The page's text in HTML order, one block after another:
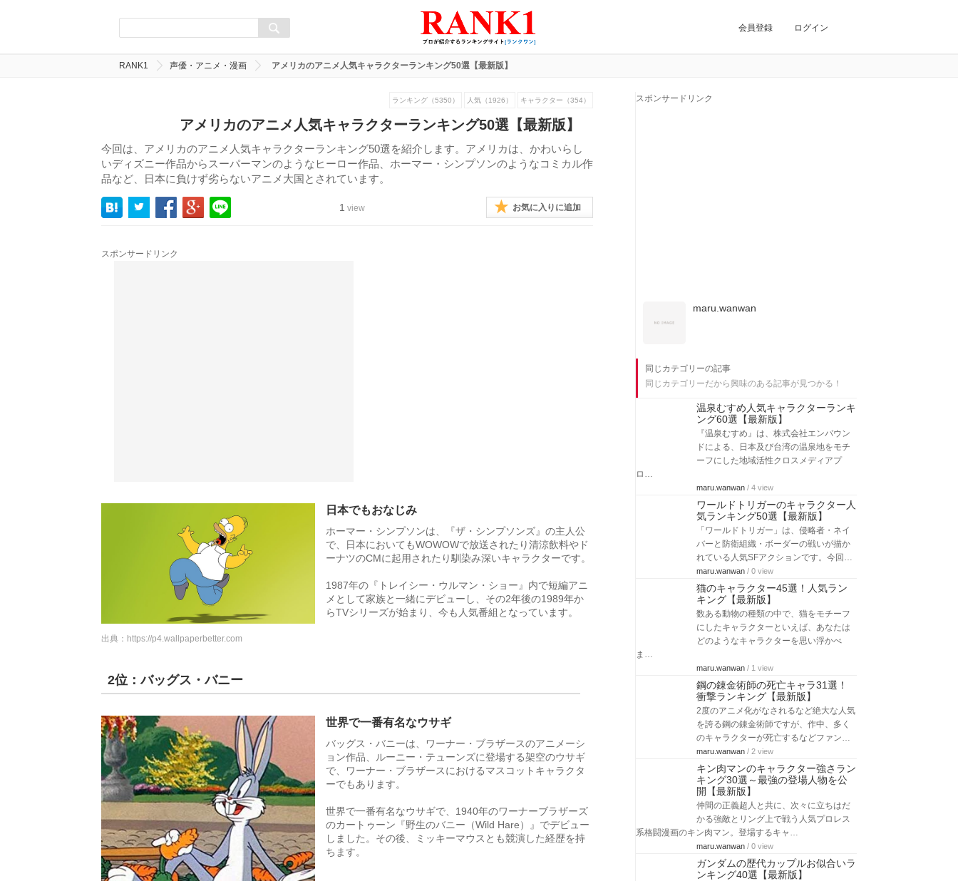
会員登録 ログイン
RANK1 声優・アニメ・漫画 アメリカのアニメ人気キャラクターランキング50選【最新版】
ランキング（5350） 人気（1926） キャラクター（354）
アメリカのアニメ人気キャラクターランキング50選【最新版】
今回は、アメリカのアニメ人気キャラクターランキング50選を紹介します。アメリカは、かわいらし
いディズニー作品からスーパーマンのようなヒーロー作品、ホーマー・シンプソンのようなコミカル作
品など、日本に負けず劣らないアニメ大国とされています。
1 view お気に入りに追加
スポンサードリンク
日本でもおなじみ
ホーマー・シンプソンは、『ザ・シンプソンズ』の主人公
で、日本においてもWOWOWで放送されたり清涼飲料やド
ーナツのCMに起用されたり馴染み深いキャラクターです。
1987年の『トレイシー・ウルマン・ショー』内で短編アニ
メとして家族と一緒にデビューし、その2年後の1989年か
らTVシリーズが始まり、今も人気番組となっています。
出典： https://p4.wallpaperbetter.com
2位：バッグス・バニー
世界で一番有名なウサギ
バッグス・バニーは、ワーナー・ブラザースのアニメーシ
ョン作品、ルーニー・テューンズに登場する架空のウサギ
で、ワーナー・ブラザースにおけるマスコットキャラクタ
ーでもあります。
世界で一番有名なウサギで、1940年のワーナーブラザーズ
のカートゥーン『野生のバニー（Wild Hare）』でデビュー
しました。その後、ミッキーマウスとも競演した経歴を持
ちます。
スポンサードリンク
maru.wanwan
同じカテゴリーの記事
同じカテゴリーだから興味のある記事が見つかる！
温泉むすめ人気キャラクターランキ
ング60選【最新版】
『温泉むすめ』は、株式会社エンバウン
ドによる、日本及び台湾の温泉地をモチ
ーフにした地域活性クロスメディアプ
ロ…
maru.wanwan / 4 view
ワールドトリガーのキャラクター人
気ランキング50選【最新版】
「ワールドトリガー」は、侵略者・ネイ
バーと防衛組織・ボーダーの戦いが描か
れている人気SFアクションです。今回…
maru.wanwan / 0 view
猫のキャラクター45選！人気ラン
キング【最新版】
数ある動物の種類の中で、猫をモチーフ
にしたキャラクターといえば、あなたは
どのようなキャラクターを思い浮かべ
ま…
maru.wanwan / 1 view
鋼の錬金術師の死亡キャラ31選！
衝撃ランキング【最新版】
2度のアニメ化がなされるなど絶大な人気
を誇る鋼の錬金術師ですが、作中、多く
のキャラクターが死亡するなどファン…
maru.wanwan / 2 view
キン肉マンのキャラクター強さラン
キング30選～最強の登場人物を公
開【最新版】
仲間の正義超人と共に、次々に立ちはだ
かる強敵とリング上で戦う人気プロレス
系格闘漫画のキン肉マン。登場するキャ…
maru.wanwan / 0 view
ガンダムの歴代カップルお似合いラ
ンキング40選【最新版】